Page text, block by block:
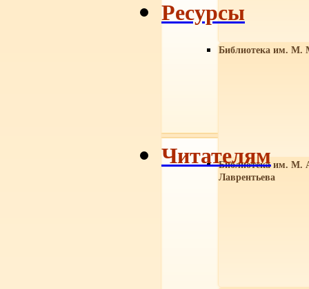
Библиотека им. М.
Библиотека им. М.
Лаврентьева
Ресурсы
Читателям